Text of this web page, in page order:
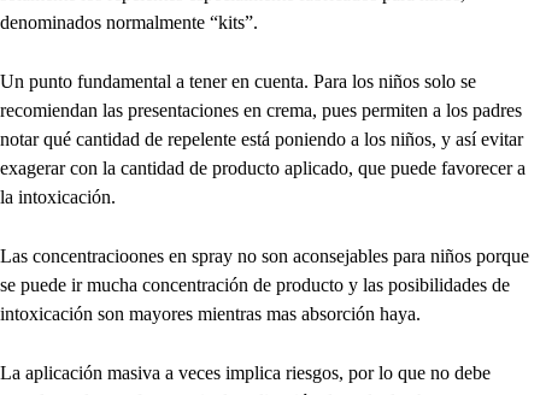
denominados normalmente “kits”.
Un punto fundamental a tener en cuenta. Para los niños solo se
recomiendan las presentaciones en crema, pues permiten a los padres
notar qué cantidad de repelente está poniendo a los niños, y así evitar
exagerar con la cantidad de producto aplicado, que puede favorecer a
la intoxicación.
Las concentracioones en spray no son aconsejables para niños porque
se puede ir mucha concentración de producto y las posibilidades de
intoxicación son mayores mientras mas absorción haya.
La aplicación masiva a veces implica riesgos, por lo que no debe